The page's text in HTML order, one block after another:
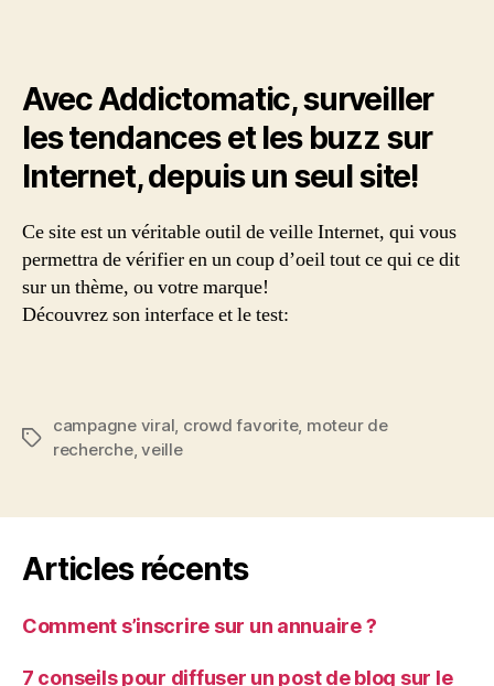
nouvel
de
veille
pour
marketeurs
!
Avec Addictomatic, surveiller
les tendances et les buzz sur
Internet, depuis un seul site!
Ce site est un véritable outil de veille Internet, qui vous
permettra de vérifier en un coup d’oeil tout ce qui ce dit
sur un thème, ou votre marque!
Découvrez son interface et le test:
Étiquettes
campagne viral, crowd favorite, moteur de
recherche,veille
Articles récents
Comment s’inscrire sur un annuaire ?
7 conseils pour diffuser un post de blog sur le